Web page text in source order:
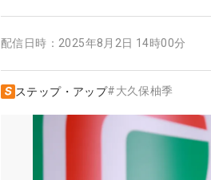
配信日時： 2025年8月2日 14時00分
ステップ・アップ#大久保柚季